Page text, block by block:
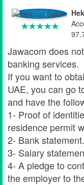
Jawacom does
banking services.
If you want to
UAE, you can go
and have the
1- Proof of
residence permit
2- Bank statement.
3- Salary
4- A pledge to
the employer to